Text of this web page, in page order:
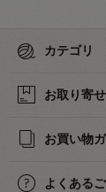
カテゴリ
お取り寄
お買い物
よくある